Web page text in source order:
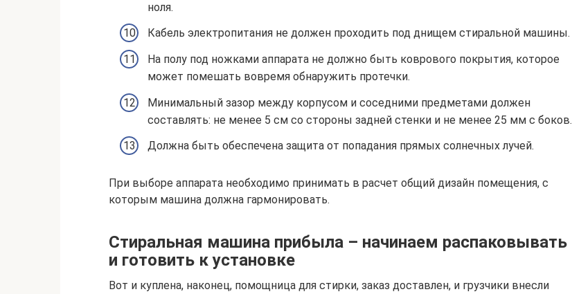
ноля.
Кабель электропитания не должен проходить под днищем стиральной машины.
На полу под ножками аппарата не должно быть коврового покрытия, которое
может помешать вовремя обнаружить протечки.
Минимальный зазор между корпусом и соседними предметами должен
составлять: не менее 5 см со стороны задней стенки и не менее 25 мм с боков.
Должна быть обеспечена защита от попадания прямых солнечных лучей.
При выборе аппарата необходимо принимать в расчет общий дизайн помещения, с
которым машина должна гармонировать.
Стиральная машина прибыла – начинаем распаковывать
и готовить к установке
Вот и куплена, наконец, помощница для стирки, заказ доставлен, и грузчики внесли